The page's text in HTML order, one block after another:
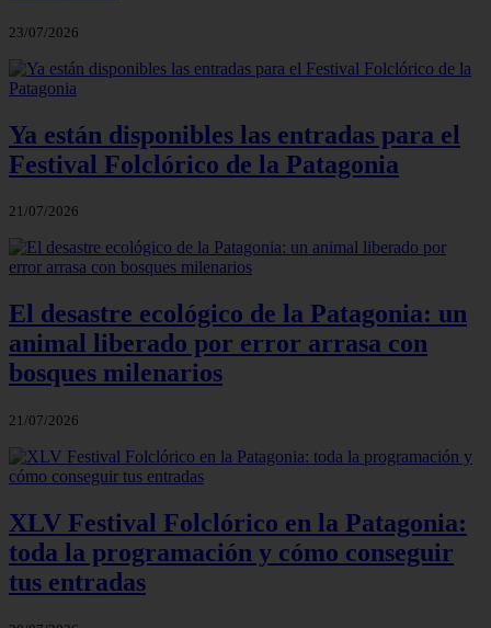
23/07/2026
Ya están disponibles las entradas para el
Festival Folclórico de la Patagonia
21/07/2026
El desastre ecológico de la Patagonia: un
animal liberado por error arrasa con
bosques milenarios
21/07/2026
XLV Festival Folclórico en la Patagonia:
toda la programación y cómo conseguir
tus entradas